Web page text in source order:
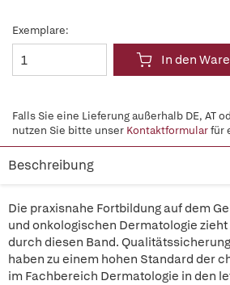
Exemplare:
In den
Falls Sie eine Lieferung außerhalb DE, AT
nutzen Sie bitte unser Kontaktformularfür
Beschreibung
Die praxisnahe Fortbildung auf dem
und onkologischen Dermatologie
durch diesen Band.
haben zu einem hohen Standard der
im Fachbereich Dermatologie in den